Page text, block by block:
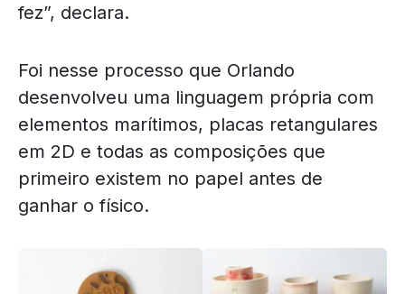
fez”, declara.
Foi nesse processo que Orlando
desenvolveu uma linguagem própria com
elementos marítimos, placas retangulares
em 2D e todas as composições que
primeiro existem no papel antes de
ganhar o físico.